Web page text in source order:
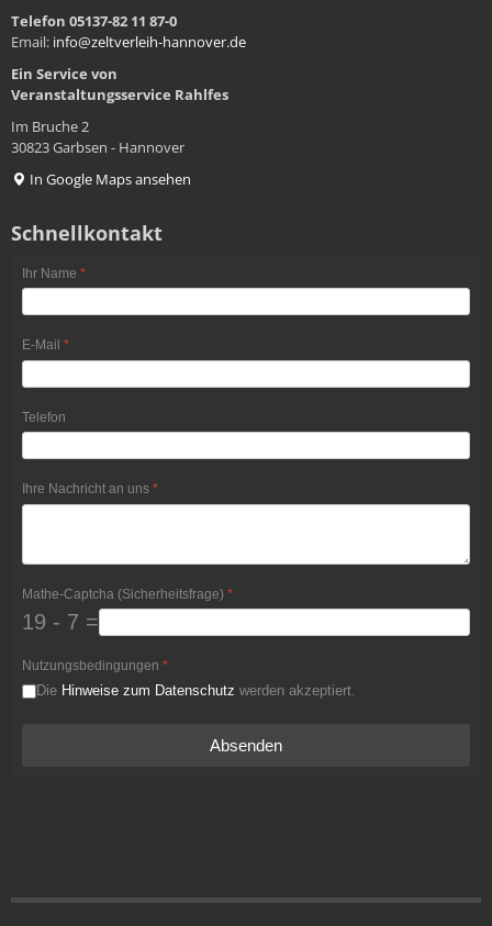
Telefon 05137-82 11 87-0
Email: info@zeltverleih-hannover.de
Ein Service von
Veranstaltungsservice Rahlfes
Im Bruche 2
30823 Garbsen - Hannover
In Google Maps ansehen
Schnellkontakt
Ihr Name *
E-Mail *
Telefon
Ihre Nachricht an uns *
Mathe-Captcha (Sicherheitsfrage) *
19 - 7 =
Nutzungsbedingungen *
Die Hinweise zum Datenschutz werden akzeptiert.
Absenden